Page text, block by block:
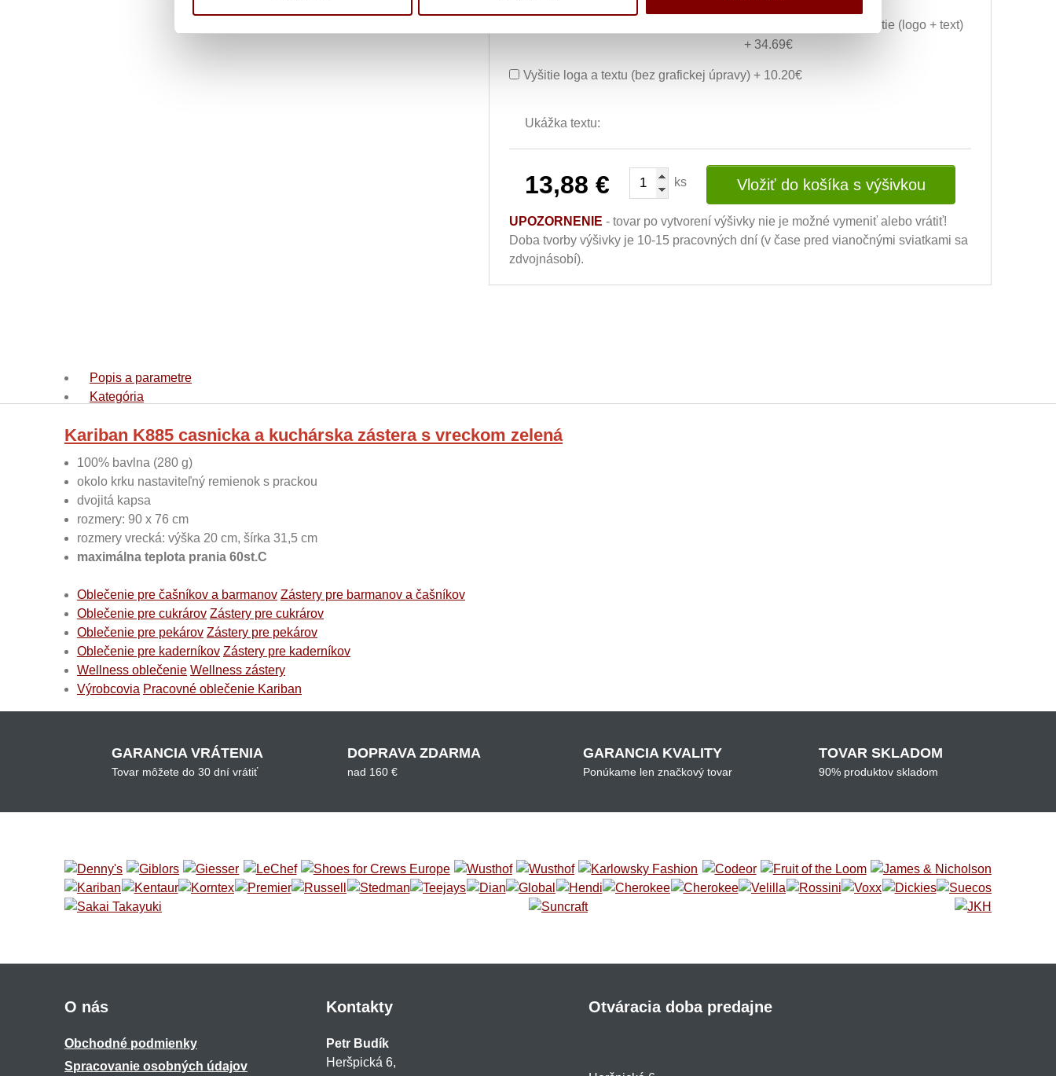
Grafická úprava a vyšitie (logo + text)
+ 34.69€
Vyšitie loga a textu (bez grafickej úpravy) + 10.20€
Ukážka textu:
13,88 € ks Vložiť do košíka s výšivkou
UPOZORNENIE - tovar po vytvorení výšivky nie je možné vymeniť alebo vrátiť!
Doba tvorby výšivky je 10-15 pracovných dní (v čase pred vianočnými sviatkami sa
zdvojnásobí).
Popis a parametre
Kategória
Kariban K885 casnicka a kuchárska zástera s vreckom zelená
100% bavlna (280 g)
okolo krku nastaviteľný remienok s prackou
dvojitá kapsa
rozmery: 90 x 76 cm
rozmery vrecká: výška 20 cm, šírka 31,5 cm
maximálna teplota prania 60st.C
Oblečenie pre čašníkov a barmanov Zástery pre barmanov a čašníkov
Oblečenie pre cukrárov Zástery pre cukrárov
Oblečenie pre pekárov Zástery pre pekárov
Oblečenie pre kaderníkov Zástery pre kaderníkov
Wellness oblečenie Wellness zástery
Výrobcovia Pracovné oblečenie Kariban
GARANCIA VRÁTENIA
Tovar môžete do 30 dní vrátiť
DOPRAVA ZDARMA
nad 160 €
GARANCIA KVALITY
Ponúkame len značkový tovar
TOVAR SKLADOM
90% produktov skladom
O nás
Obchodné podmienky
Spracovanie osobných údajov
Kontakty
Petr Budík
Heršpická 6,
Otváracia doba predajne